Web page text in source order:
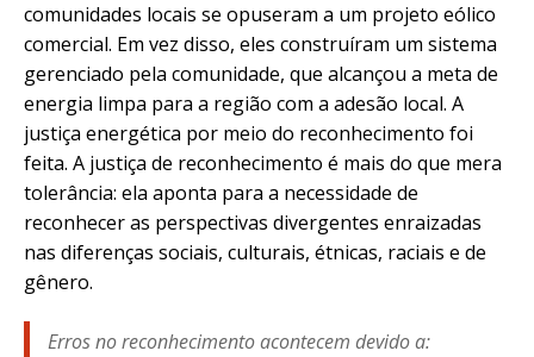
comunidades locais se opuseram a um projeto eólico
comercial. Em vez disso, eles construíram um sistema
gerenciado pela comunidade, que alcançou a meta de
energia limpa para a região com a adesão local. A
justiça energética por meio do reconhecimento foi
feita. A justiça de reconhecimento é mais do que mera
tolerância: ela aponta para a necessidade de
reconhecer as perspectivas divergentes enraizadas
nas diferenças sociais, culturais, étnicas, raciais e de
gênero.
Erros no reconhecimento acontecem devido a: